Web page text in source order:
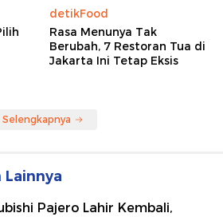
detikFood
Rasa Menunya Tak
Berubah, 7 Restoran Tua di
Jakarta Ini Tetap Eksis
Selengkapnya
Pajero Lahir Kembali,